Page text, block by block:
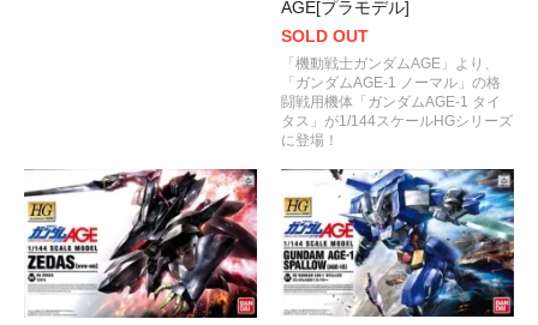
AGE[プラモデル]
SOLD OUT
「機動戦士ガンダムAGE」より、
「ガンダムAGE-1 ノーマル」の格
闘戦用機体「ガンダムAGE-1 タイ
タス」が1/144スケールHGシリーズ
に登場！